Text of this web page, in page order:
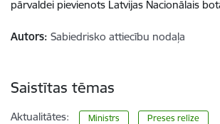
pārvaldei pievienots Latvijas Nacionālais
Autors: Sabiedrisko attiecību nodaļa
Saistītas tēmas
Aktualitātes: Ministrs Preses relīze